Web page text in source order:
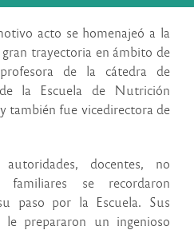
acto se homenajeó a la
trayectoria en ámbito de
de la cátedra de
la Escuela de Nutrición
también fue vicedirectora de
docentes, no
se recordaron
paso por la Escuela. Sus
le prepararon un ingenioso